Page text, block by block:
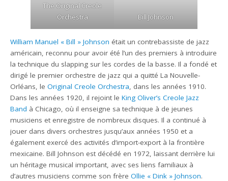
The Original Creole
Orchestra
Bill Johnson
William Manuel « Bill » Johnson était un contrebassiste de jazz
américain, reconnu pour avoir été l’un des premiers à introduire
la technique du slapping sur les cordes de la basse. Il a fondé et
dirigé le premier orchestre de jazz qui a quitté La Nouvelle-
Orléans, leOriginal Creole Orchestra, dans les années 1910.
Dans les années 1920, il rejoint leKing Oliver’s Creole Jazz
Band à Chicago, où il enseigne sa technique à de jeunes
musiciens et enregistre de nombreux disques. Il a continué à
jouer dans divers orchestres jusqu’aux années 1950 et a
également exercé des activités d’import-export à la frontière
mexicaine. Bill Johnson est décédé en 1972, laissant derrière lui
un héritage musical important, avec ses liens familiaux à
d’autres musiciens comme son frèreOllie « Dink » Johnson.